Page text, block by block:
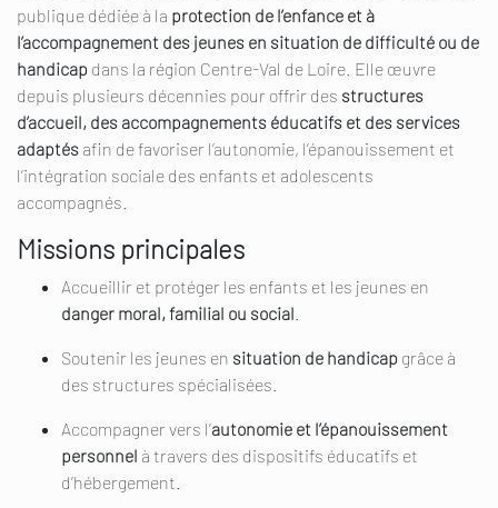
publique dédiée à la protection de l’enfance et à
l’accompagnement des jeunes en situation de difficulté ou de
handicap dans la région Centre-Val de Loire. Elle œuvre
depuis plusieurs décennies pour offrir des structures
d’accueil, des accompagnements éducatifs et des services
adaptés afin de favoriser l’autonomie, l’épanouissement et
l’intégration sociale des enfants et adolescents
accompagnés.
Missions principales
Accueillir et protéger les enfants et les jeunes en
danger moral, familial ou social
Soutenir les jeunes en situation de handicap grâce à
des structures spécialisées.
Accompagner vers l’autonomie et l’épanouissement
personnel à travers des dispositifs éducatifs et
d’hébergement.